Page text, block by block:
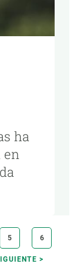
ha
en
PÁGINA
5 PÁGINA
6
>